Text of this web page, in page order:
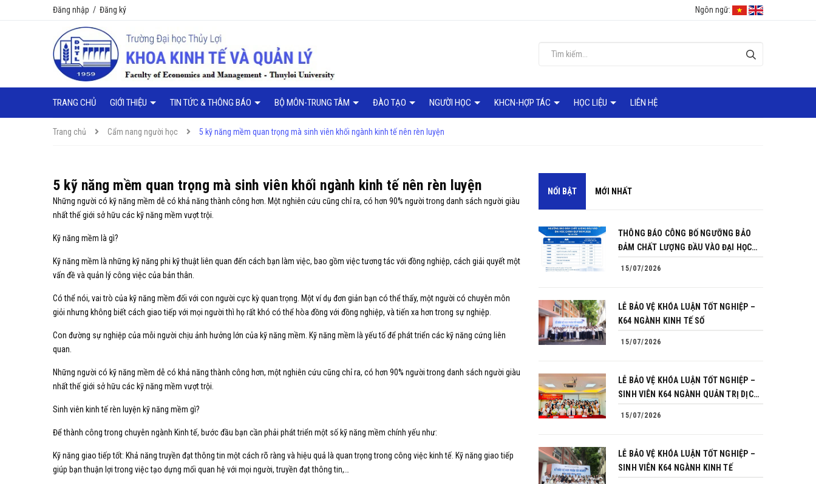
Đăng nhập / Đăng ký Ngôn ngữ:
TRANG CHỦ GIỚI THIỆU TIN TỨC & THÔNG BÁO BỘ MÔN-TRUNG TÂM ĐÀO TẠO NGƯỜI HỌC KHCN-HỢP TÁC HỌC LIỆU LIÊN HỆ
Trang chủ Cẩm nang người học 5 kỹ năng mềm quan trọng mà sinh viên khối ngành kinh tế nên rèn luyện
5 kỹ năng mềm quan trọng mà sinh viên khối ngành kinh tế nên rèn luyện
Những người có kỹ năng mềm dễ có khả năng thành công hơn. Một nghiên cứu cũng chỉ ra, có hơn 90% người trong danh sách người giàu
nhất thế giới sở hữu các kỹ năng mềm vượt trội.
Kỹ năng mềm là gì?
Kỹ năng mềm là những kỹ năng phi kỹ thuật liên quan đến cách bạn làm việc, bao gồm việc tương tác với đồng nghiệp, cách giải quyết một
vấn đề và quản lý công việc của bản thân.
Có thể nói, vai trò của kỹ năng mềm đối với con người cực kỳ quan trọng. Một ví dụ đơn giản bạn có thể thấy, một người có chuyên môn
giỏi nhưng không biết cách giao tiếp với mọi người thì họ rất khó có thể hòa đồng với đồng nghiệp, và tiến xa hơn trong sự nghiệp.
Con đường sự nghiệp của mỗi người chịu ảnh hưởng lớn của kỹ năng mềm. Kỹ năng mềm là yếu tố để phát triển các kỹ năng cứng liên
quan.
Những người có kỹ năng mềm dễ có khả năng thành công hơn, một nghiên cứu cũng chỉ ra, có hơn 90% người trong danh sách người giàu
nhất thế giới sở hữu các kỹ năng mềm vượt trội.
Sinh viên kinh tế rèn luyện kỹ năng mềm gì?
Để thành công trong chuyên ngành Kinh tế, bước đầu bạn cần phải phát triển một số kỹ năng mềm chính yếu như:
Kỹ năng giao tiếp tốt: Khả năng truyền đạt thông tin một cách rõ ràng và hiệu quả là quan trọng trong công việc kinh tế. Kỹ năng giao tiếp
giúp bạn thuận lợi trong việc tạo dựng mối quan hệ với mọi người, truyền đạt thông tin,…
NỔI BẬT MỚI NHẤT
THÔNG BÁO CÔNG BỐ NGƯỠNG BẢO
ĐẢM CHẤT LƯỢNG ĐẦU VÀO ĐẠI HỌC
15/07/2026
LỄ BẢO VỆ KHÓA LUẬN TỐT NGHIỆP –
K64 NGÀNH KINH TẾ SỐ
15/07/2026
LỄ BẢO VỆ KHÓA LUẬN TỐT NGHIỆP –
SINH VIÊN K64 NGÀNH QUẢN TRỊ DỊCH
15/07/2026
LỄ BẢO VỆ KHÓA LUẬN TỐT NGHIỆP –
SINH VIÊN K64 NGÀNH KINH TẾ